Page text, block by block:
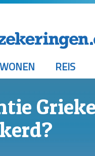
WONEN REIS